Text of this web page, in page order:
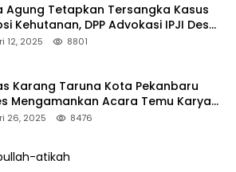
Agung Tetapkan Tersangka Kasus
Kehutanan, DPP Advokasi IPJI Desak
Pajak RAPP
12, 2025 8801
Karang Taruna Kota Pekanbaru
Mengamankan Acara Temu Karya
Taruna Pekanbaru
26, 2025 8476
atikah